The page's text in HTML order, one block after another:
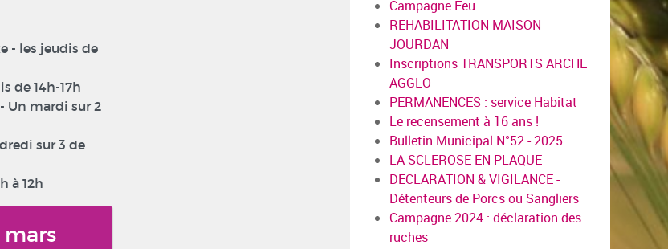
- les jeudis de
de 14h-17h
Un mardi sur 2
sur 3 de
à 12h
mars
Campagne Feu
REHABILITATION MAISON
JOURDAN
Inscriptions TRANSPORTS ARCHE
AGGLO
PERMANENCES : service Habitat
Le recensement à 16 ans !
Bulletin Municipal N°52 - 2025
LA SCLEROSE EN PLAQUE
DECLARATION & VIGILANCE -
Détenteurs de Porcs ou Sangliers
Campagne 2024 : déclaration des
ruches